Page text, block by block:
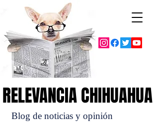
Blog de noticias y opinión
RELEVANCIA CHIHUAHUA
RELEVANCIA CHIHUAHUA